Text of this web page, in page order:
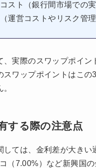
スト（銀行間市場での実
運営コストやリスク管
、実際のスワップポイ
スワップポイントはこ
する際の注意点
しては、金利差が大き
（7.00%）など新興国